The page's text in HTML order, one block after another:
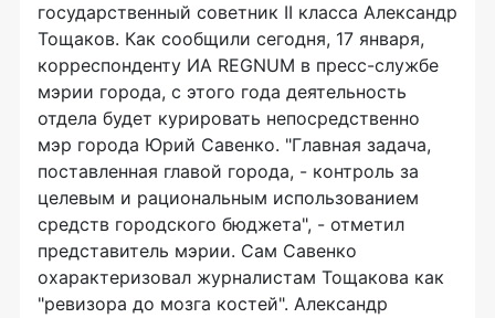
государственный советник II класса Александр
Тощаков. Как сообщили сегодня, 17 января,
корреспонденту ИА REGNUM в пресс-службе
мэрии города, с этого года деятельность
отдела будет курировать непосредственно
мэр города Юрий Савенко. "Главная задача,
поставленная главой города, - контроль за
целевым и рациональным использованием
средств городского бюджета", - отметил
представитель мэрии. Сам Савенко
охарактеризовал журналистам Тощакова как
"ревизора до мозга костей". Александр